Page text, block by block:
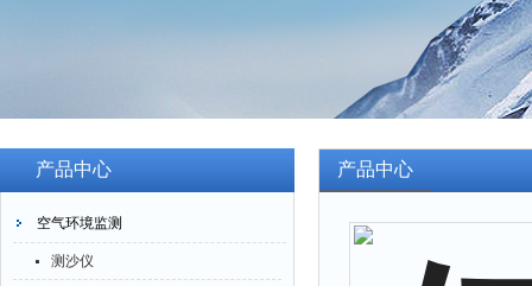
产品中心
空气环境监测
测沙仪
产品中心